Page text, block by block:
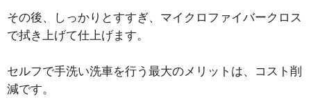
その後、しっかりとすすぎ、マイクロファイバークロス
で拭き上げて仕上げます。
セルフで手洗い洗車を行う最大のメリットは、コスト削
減です。